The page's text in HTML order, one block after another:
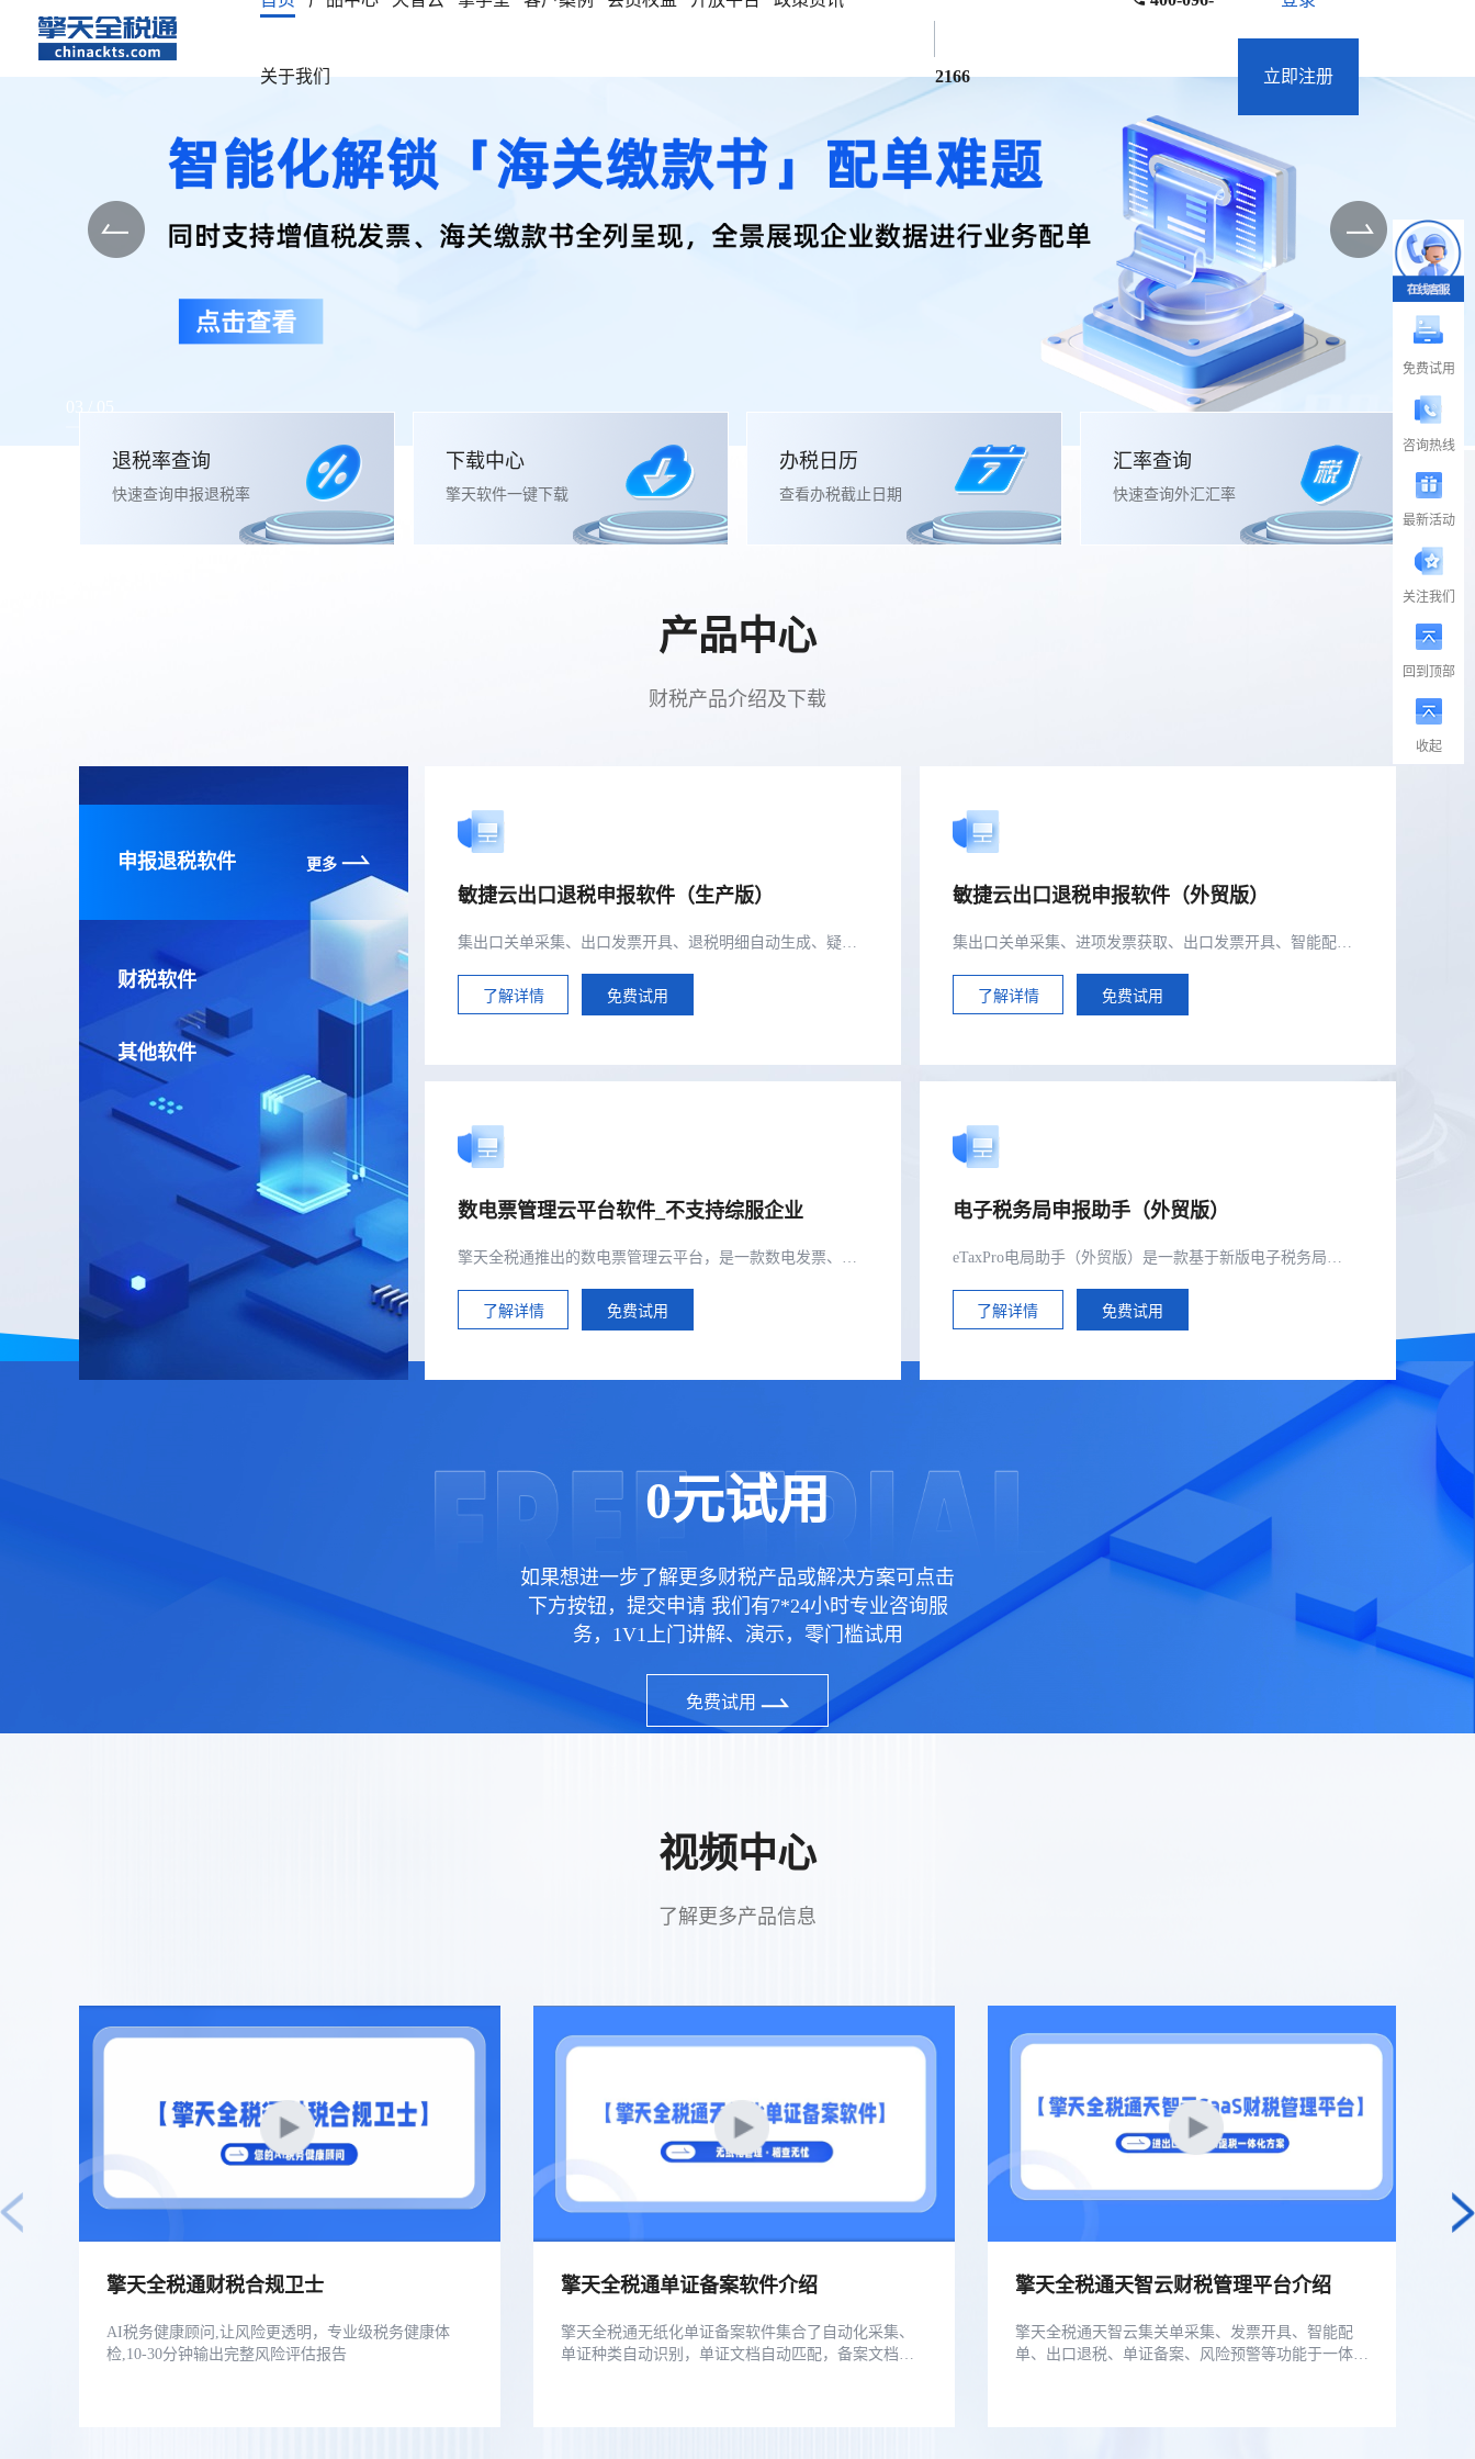
关于我们 2166 立即注册
退税率查询
快速查询申报退税率
下载中心
擎天软件一键下载
办税日历
查看办税截止日期
汇率查询
快速查询外汇汇率
产品中心
财税产品介绍及下载
申报退税软件 更多
财税软件
其他软件
敏捷云出口退税申报软件（生产版）
集出口关单采集、出口发票开具、退税明细自动生成、疑点自动检查和调整等功能为一体的出口退税业务管理系统。..
了解详情 免费试用
敏捷云出口退税申报软件（外贸版）
集出口关单采集、进项发票获取、出口发票开具、智能配单、疑点自动检查和调整等功能为一体的出口退税业务管理系统。..
了解详情 免费试用
数电票管理云平台软件_不支持综服企业
了解详情 免费试用
电子税务局申报助手（外贸版）
了解详情 免费试用
0元试用
如果想进一步了解更多财税产品或解决方案可点击
下方按钮，提交申请 我们有7*24小时专业咨询服
务，1V1上门讲解、演示，零门槛试用
免费试用
视频中心
了解更多产品信息
擎天全税通财税合规卫士
AI税务健康顾问,让风险更透明，专业级税务健康体
检,10-30分钟输出完整风险评估报告
擎天全税通单证备案软件介绍
擎天全税通无纸化单证备案软件集合了自动化采集、
单证种类自动识别，单证文档自动匹配，备案文档一
擎天全税通天智云财税管理平台介绍
擎天全税通天智云集关单采集、发票开具、智能配
单、出口退税、单证备案、风险预警等功能于一体，
免费试用
咨询热线
最新活动
关注我们
回到顶部
收起